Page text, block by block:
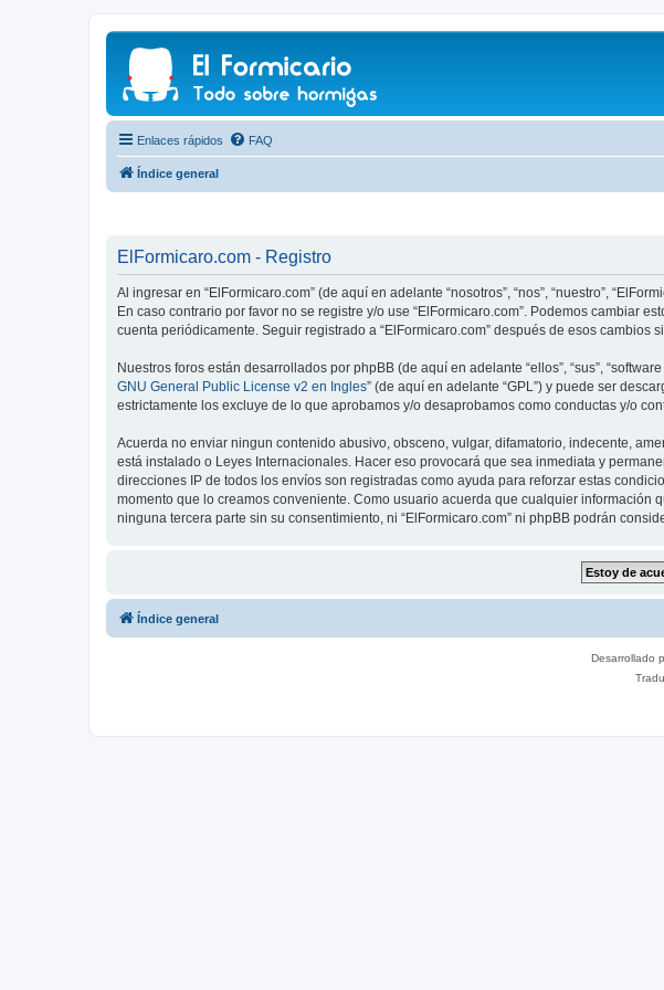
Enlaces rápidos FAQ
Índice general
ElFormicaro.com - Registro
Al ingresar en “ElFormicaro.com” (de aquí en adelante “nosotros”, “nos”, “nuestro”,
En caso contrario por favor no se registre y/o use “ElFormicaro.com”. Podemos cambiar
cuenta periódicamente. Seguir registrado a “ElFormicaro.com” después de esos
Nuestros foros están desarrollados por phpBB (de aquí en adelante “ellos”, “sus”,
GNU General Public License v2 en Ingles” (de aquí en adelante “GPL”) y puede ser
estrictamente los excluye de lo que aprobamos y/o desaprobamos como conductas y/o
Acuerda no enviar ningun contenido abusivo, obsceno, vulgar, difamatorio, indecente,
está instalado o Leyes Internacionales. Hacer eso provocará que sea inmediata y
direcciones IP de todos los envíos son registradas como ayuda para reforzar estas
momento que lo creamos conveniente. Como usuario acuerda que cualquier
ninguna tercera parte sin su consentimiento, ni “ElFormicaro.com” ni phpBB podrán
Índice general
Desarrollado